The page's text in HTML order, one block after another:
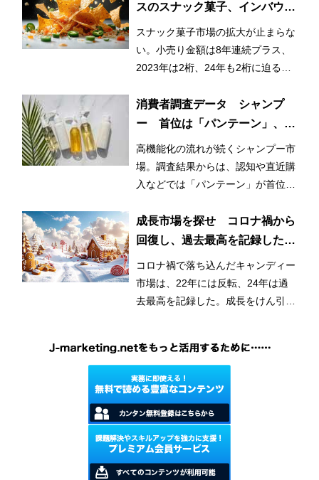
スのスナック菓子、インバウン
ドも貢献
スナック菓子市場の拡大が止まらな
い。小売り金額は8年連続プラス、
2023年は2桁、24年も2桁に迫る成
消費者調査データ シャンプ
ー 首位は「パンテーン」、迫
る「ラックス」、再購入意向に
は高機能ブランド並ぶ
高機能化の流れが続くシャンプー市
場。調査結果からは、認知や直近購
入などでは「パンテーン」が首位を
なブランドが上位に並んだ。
成長市場を探せ コロナ禍から
回復し、過去最高を記録したキ
ャンディー
コロナ禍で落ち込んだキャンディー
市場は、22年には反転、24年は過
去最高を記録した。成長をけん引し